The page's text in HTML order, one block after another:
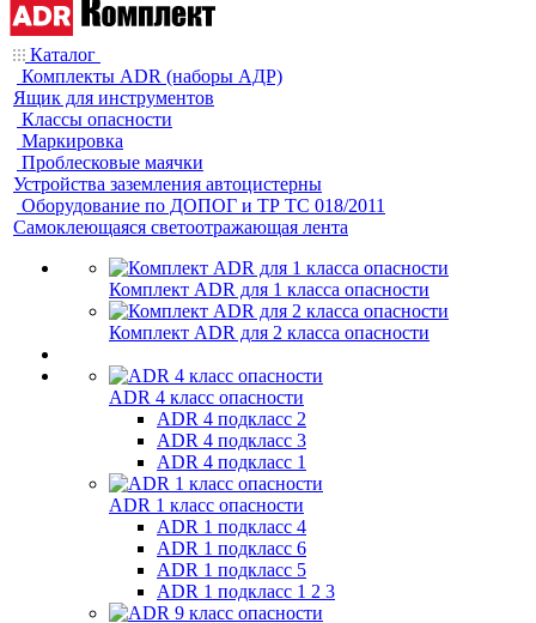
Каталог
Комплекты ADR (наборы АДР)
Ящик для инструментов
Классы опасности
Маркировка
Проблесковые маячки
Устройства заземления автоцистерны
Оборудование по ДОПОГ и ТР ТС 018/2011
Самоклеющаяся светоотражающая лента
Комплект ADR для 1 класса опасности
Комплект ADR для 2 класса опасности
ADR 4 класс опасности
ADR 4 подкласс 2
ADR 4 подкласс 3
ADR 4 подкласс 1
ADR 1 класс опасности
ADR 1 подкласс 4
ADR 1 подкласс 6
ADR 1 подкласс 5
ADR 1 подкласс 1 2 3